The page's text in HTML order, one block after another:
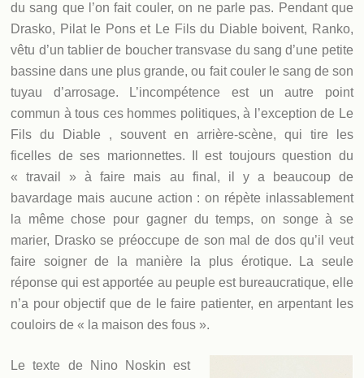
du sang que l’on fait couler, on ne parle pas. Pendant que
Drasko, Pilat le Pons et Le Fils du Diable boivent, Ranko,
vêtu d’un tablier de boucher transvase du sang d’une petite
bassine dans une plus grande, ou fait couler le sang de son
tuyau d’arrosage. L’incompétence est un autre point
commun à tous ces hommes politiques, à l’exception de Le
Fils du Diable , souvent en arrière-scène, qui tire les
ficelles de ses marionnettes. Il est toujours question du
« travail » à faire mais au final, il y a beaucoup de
bavardage mais aucune action : on répète inlassablement
la même chose pour gagner du temps, on songe à se
marier, Drasko se préoccupe de son mal de dos qu’il veut
faire soigner de la manière la plus érotique. La seule
réponse qui est apportée au peuple est bureaucratique, elle
n’a pour objectif que de le faire patienter, en arpentant les
couloirs de « la maison des fous ».
Le texte de Nino Noskin est